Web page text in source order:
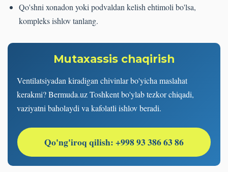
Qo'shni xonadon yoki podvaldan kelish ehtimoli bo'lsa,
kompleks ishlov tanlang.
Mutaxassis chaqirish
Ventilatsiyadan kiradigan chivinlar bo'yicha maslahat
kerakmi? Bermuda.uz Toshkent bo'ylab tezkor chiqadi,
vaziyatni baholaydi va kafolatli ishlov beradi.
Qo'ng'iroq qilish: +998 93 386 63 86